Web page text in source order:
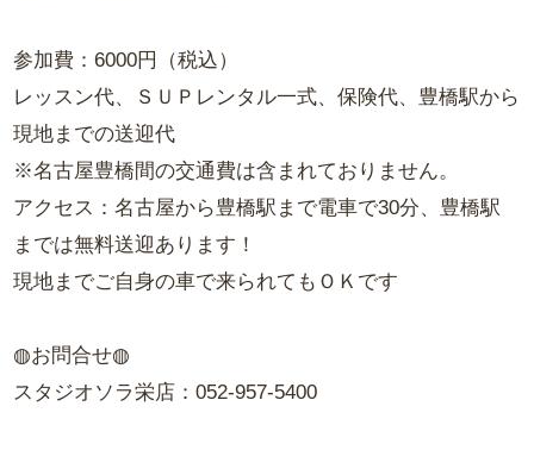
参加費：6000円（税込）
レッスン代、ＳＵＰレンタル一式、保険代、豊橋駅から
現地までの送迎代
※名古屋豊橋間の交通費は含まれておりません。
アクセス：名古屋から豊橋駅まで電車で30分、豊橋駅
までは無料送迎あります！
現地までご自身の車で来られてもＯＫです
◍お問合せ◍
スタジオソラ栄店：052-957-5400